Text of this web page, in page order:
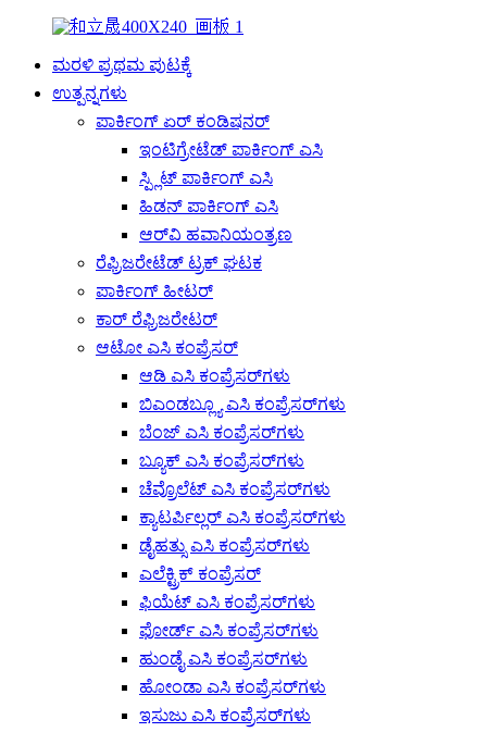
ಮರಳಿ ಪ್ರಥಮ ಪುಟಕ್ಕೆ
ಉತ್ಪನ್ನಗಳು
ಪಾರ್ಕಿಂಗ್ ಏರ್ ಕಂಡಿಷನರ್
ಇಂಟಿಗ್ರೇಟೆಡ್ ಪಾರ್ಕಿಂಗ್ ಎಸಿ
ಸ್ಪ್ಲಿಟ್ ಪಾರ್ಕಿಂಗ್ ಎಸಿ
ಹಿಡನ್ ಪಾರ್ಕಿಂಗ್ ಎಸಿ
ಆರ್‌ವಿ ಹವಾನಿಯಂತ್ರಣ
ರೆಫ್ರಿಜರೇಟೆಡ್ ಟ್ರಕ್ ಘಟಕ
ಪಾರ್ಕಿಂಗ್ ಹೀಟರ್
ಕಾರ್ ರೆಫ್ರಿಜರೇಟರ್
ಆಟೋ ಎಸಿ ಕಂಪ್ರೆಸರ್
ಆಡಿ ಎಸಿ ಕಂಪ್ರೆಸರ್‌ಗಳು
ಬಿಎಂಡಬ್ಲ್ಯೂ ಎಸಿ ಕಂಪ್ರೆಸರ್‌ಗಳು
ಬೆಂಜ್ ಎಸಿ ಕಂಪ್ರೆಸರ್‌ಗಳು
ಬ್ಯೂಕ್ ಎಸಿ ಕಂಪ್ರೆಸರ್‌ಗಳು
ಚೆವ್ರೊಲೆಟ್ ಎಸಿ ಕಂಪ್ರೆಸರ್‌ಗಳು
ಕ್ಯಾಟರ್ಪಿಲ್ಲರ್ ಎಸಿ ಕಂಪ್ರೆಸರ್‌ಗಳು
ಡೈಹತ್ಸು ಎಸಿ ಕಂಪ್ರೆಸರ್‌ಗಳು
ಎಲೆಕ್ಟ್ರಿಕ್ ಕಂಪ್ರೆಸರ್
ಫಿಯೆಟ್ ಎಸಿ ಕಂಪ್ರೆಸರ್‌ಗಳು
ಫೋರ್ಡ್ ಎಸಿ ಕಂಪ್ರೆಸರ್‌ಗಳು
ಹುಂಡೈ ಎಸಿ ಕಂಪ್ರೆಸರ್‌ಗಳು
ಹೋಂಡಾ ಎಸಿ ಕಂಪ್ರೆಸರ್‌ಗಳು
ಇಸುಜು ಎಸಿ ಕಂಪ್ರೆಸರ್‌ಗಳು